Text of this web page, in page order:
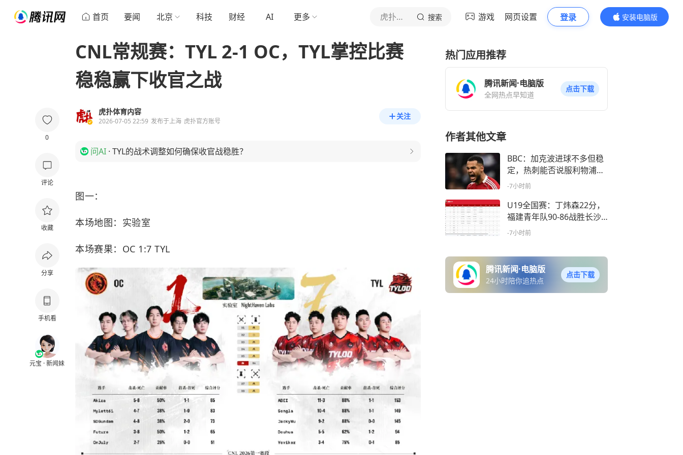
首页 要闻 北京 科技 财经 AI 更多 虎扑体育内容 搜索 游戏 网页设置 登录
安装电脑版
内容更精彩
0
评论
收藏
分享
手机看
元宝 · 新闻妹
CNL常规赛：TYL 2-1 OC，TYL掌控比赛
稳稳赢下收官之战
虎扑体育内容
2026-07-05 22:59 发布于上海 虎扑官方账号
关注
问AI · TYL的战术调整如何确保收官战稳胜？
图一：
本场地图：实验室
本场赛果：OC 1:7 TYL
热门应用推荐
腾讯新闻·电脑版
全网热点早知道
点击下载
作者其他文章
BBC：加克波进球不多但稳
定，热刺能否说服利物浦卖
他待观察
-7小时前
U19全国赛：丁炜森22分，
福建青年队90-86战胜长沙
勇胜U19
-7小时前
腾讯新闻·电脑版
24小时陪你追热点
点击下载